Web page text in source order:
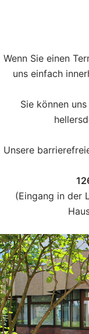
Wenn Sie einen
uns einfach
Sie können
Unsere
(Eingang in der